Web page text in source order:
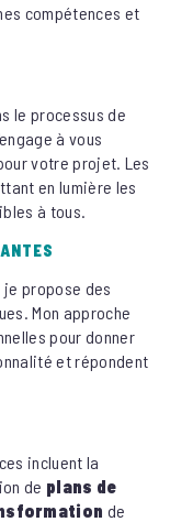
compétences et
le processus de
à vous
votre projet. Les
en lumière les
à tous.
propose des
Mon approche
pour donner
et répondent
incluent la
de plans de
de